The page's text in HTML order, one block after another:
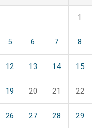
1
5 6 7 8
12 13 14 15
19 20 21 22
26 27 28 29